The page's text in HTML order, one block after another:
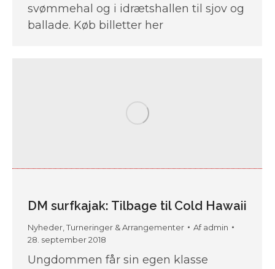
svømmehal og i idrætshallen til sjov og
ballade. Køb billetter her
DM surfkajak: Tilbage til Cold Hawaii
Nyheder,Turneringer & Arrangementer Afadmin
28. september 2018
Ungdommen får sin egen klasse